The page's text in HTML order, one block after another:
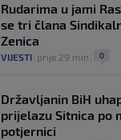
Rudarima u jami
se tri člana
Zenica
VIJESTI prije 29 min 0
Državljanin BiH
prijelazu Sitnica po
potjernici